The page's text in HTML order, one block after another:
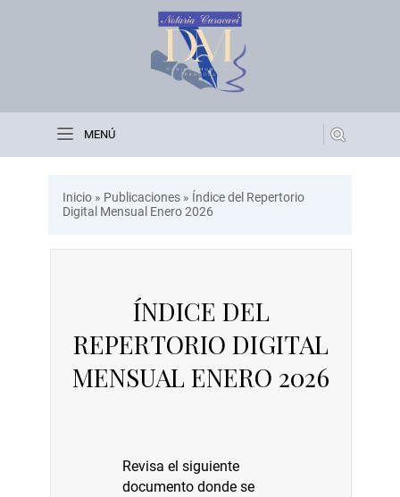
MENÚ
Inicio » Publicaciones » Índice del Repertorio
Digital Mensual Enero 2026
ÍNDICE DEL
REPERTORIO DIGITAL
MENSUAL ENERO 2026
Revisa el siguiente
documento donde se